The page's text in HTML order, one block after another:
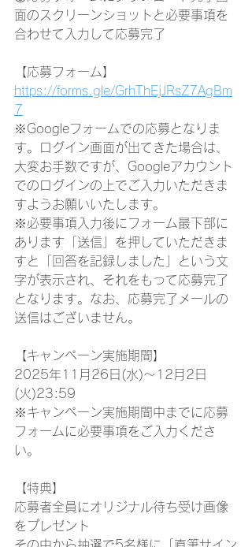
面のスクリーンショットと必要事項を
合わせて入力して応募完了
【応募フォーム】
https://forms.gle/GrhThEjJRsZ7AgBm
7
※Googleフォームでの応募となりま
す。ログイン画面が出てきた場合は、
大変お手数ですが、Googleアカウント
でのログインの上でご入力いただきま
すようお願いいたします。
※必要事項入力後にフォーム最下部に
あります「送信」を押していただきま
すと「回答を記録しました」という文
字が表示され、それをもって応募完了
となります。なお、応募完了メールの
送信はございません。
【キャンペーン実施期間】
2025年11月26日(水)～12月2日
(火)23:59
※キャンペーン実施期間中までに応募
フォームに必要事項をご入力くださ
い。
【特典】
応募者全員にオリジナル待ち受け画像
をプレゼント